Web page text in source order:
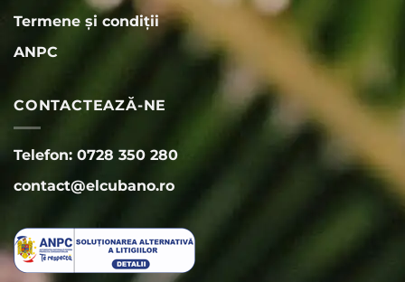
Termene și condiții
ANPC
CONTACTEAZĂ-NE
Telefon: 0728 350 280
contact@elcubano.ro